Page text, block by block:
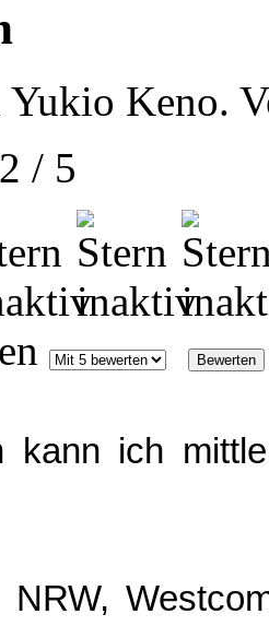
Yukio Keno.
2 / 5
kann ich